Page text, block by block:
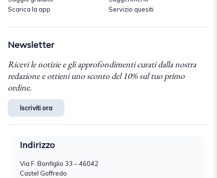
Scarica la app
Servizio quesiti
Newsletter
Ricevi le notizie e gli approfondimenti curati dalla nostra
redazione e ottieni uno sconto del 10% sul tuo primo
ordine.
Iscriviti ora
Indirizzo
Via F. Bonfiglio 33 – 46042
Castel Goffredo